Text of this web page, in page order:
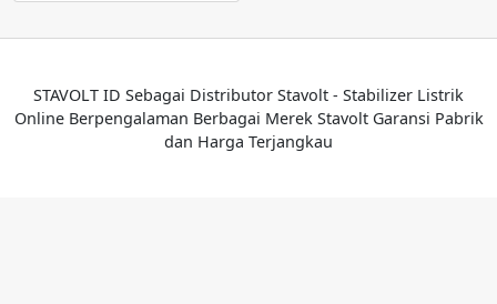
STAVOLT ID Sebagai Distributor Stavolt - Stabilizer Listrik
Online Berpengalaman Berbagai Merek Stavolt Garansi Pabrik
dan Harga Terjangkau